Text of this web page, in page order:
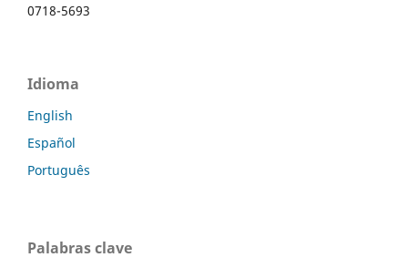
0718-5693
Idioma
English
Español
Português
Palabras clave